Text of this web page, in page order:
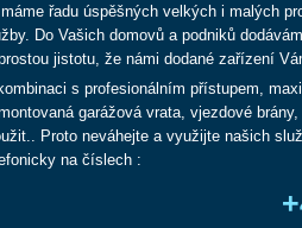
řadu úspěšných velkých i malých
Do Vašich domovů a podniků
jistotu, že námi dodané zařízení
s profesionálním přístupem,
garážová vrata, vjezdové
Proto neváhejte a využijte našich
na číslech :